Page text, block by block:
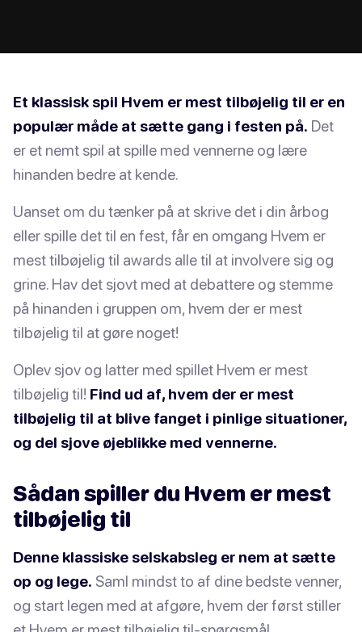
Et klassisk spil Hvem er mest tilbøjelig til er en
populær måde at sætte gang i festen på. Det
er et nemt spil at spille med vennerne og lære
hinanden bedre at kende.
Uanset om du tænker på at skrive det i din årbog
eller spille det til en fest, får en omgang Hvem er
mest tilbøjelig til awards alle til at involvere sig og
grine. Hav det sjovt med at debattere og stemme
på hinanden i gruppen om, hvem der er mest
tilbøjelig til at gøre noget!
Oplev sjov og latter med spillet Hvem er mest
tilbøjelig til! Find ud af, hvem der er mest
tilbøjelig til at blive fanget i pinlige situationer,
og del sjove øjeblikke med vennerne.
Sådan spiller du Hvem er mest
tilbøjelig til
Denne klassiske selskabsleg er nem at sætte
op og lege. Saml mindst to af dine bedste venner,
og start legen med at afgøre, hvem der først stiller